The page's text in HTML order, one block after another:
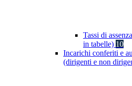
Tassi di
in tabelle) 10
Incarichi conferiti e
(dirigenti e non